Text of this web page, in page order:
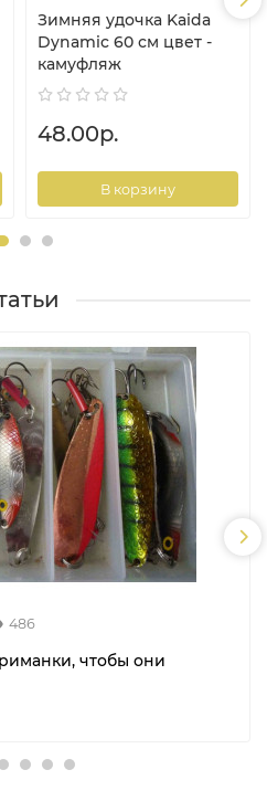
Зимняя удочка Kaida
Dynamic 60 см цвет -
камуфляж
48.00р.
В корзину
486
чтобы они